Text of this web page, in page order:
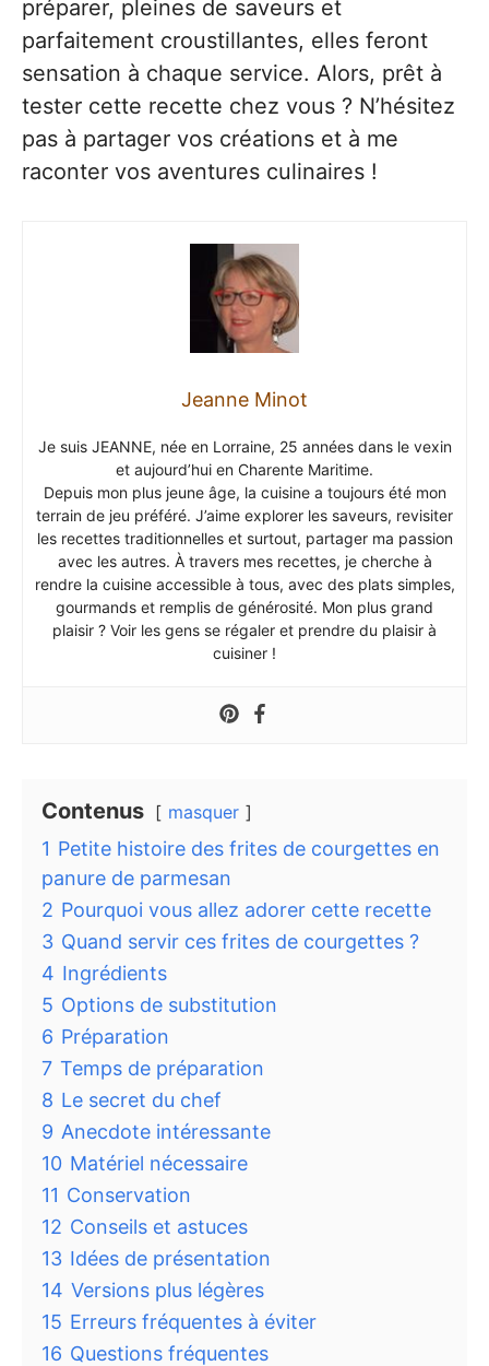
préparer, pleines de saveurs et
parfaitement croustillantes, elles feront
sensation à chaque service. Alors, prêt à
tester cette recette chez vous ? N’hésitez
pas à partager vos créations et à me
raconter vos aventures culinaires !
Jeanne Minot
Je suis JEANNE, née en Lorraine, 25 années dans le vexin
et aujourd’hui en Charente Maritime.
Depuis mon plus jeune âge, la cuisine a toujours été mon
terrain de jeu préféré. J’aime explorer les saveurs, revisiter
les recettes traditionnelles et surtout, partager ma passion
avec les autres. À travers mes recettes, je cherche à
rendre la cuisine accessible à tous, avec des plats simples,
gourmands et remplis de générosité. Mon plus grand
plaisir ? Voir les gens se régaler et prendre du plaisir à
cuisiner !
Contenus masquer
1 Petite histoire des frites de courgettes en
panure de parmesan
2 Pourquoi vous allez adorer cette recette
3 Quand servir ces frites de courgettes ?
4 Ingrédients
5 Options de substitution
6 Préparation
7 Temps de préparation
8 Le secret du chef
9 Anecdote intéressante
10 Matériel nécessaire
11 Conservation
12 Conseils et astuces
13 Idées de présentation
14 Versions plus légères
15 Erreurs fréquentes à éviter
16 Questions fréquentes